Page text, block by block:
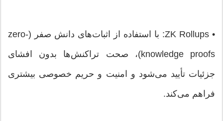
• ZK Rollups: با استفاده از اثبات‌های دانش صفر (zero-
knowledge proofs)، صحت تراکنش‌ها بدون افشای
جزئیات تأیید می‌شود و امنیت و حریم خصوصی بیشتری
فراهم می‌کند.